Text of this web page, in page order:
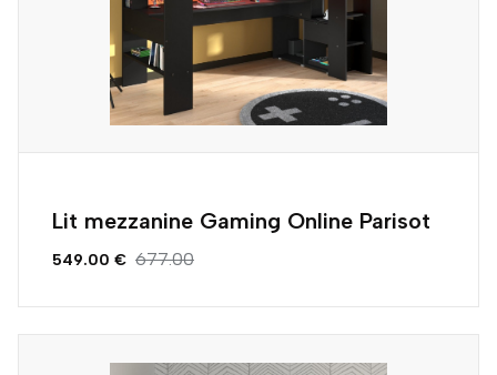
Lit mezzanine Gaming Online Parisot
549.00 € 677.00